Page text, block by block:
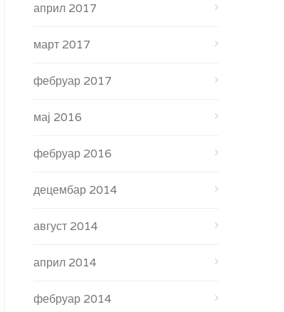
април 2017
март 2017
фебруар 2017
мај 2016
фебруар 2016
децембар 2014
август 2014
април 2014
фебруар 2014